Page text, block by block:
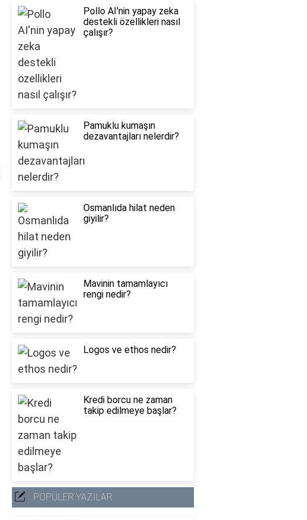
Pollo AI'nin yapay zeka
destekli özellikleri nasıl
çalışır?
Pamuklu kumaşın
dezavantajları nelerdir?
Osmanlıda hilat neden
giyilir?
Mavinin tamamlayıcı
rengi nedir?
Logos ve ethos nedir?
Kredi borcu ne zaman
takip edilmeye başlar?
POPÜLER YAZILAR